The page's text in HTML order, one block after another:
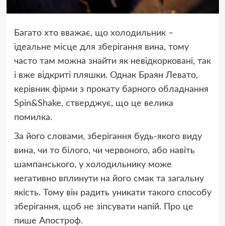
Багато хто вважає, що холодильник –
ідеальне місце для зберігання вина, тому
часто там можна знайти як невідкорковані, так
і вже відкриті пляшки. Однак Браян Левато,
керівник фірми з прокату барного обладнання
Spin&Shake, стверджує, що це велика
помилка.
За його словами, зберігання будь-якого виду
вина, чи то білого, чи червоного, або навіть
шампанського, у холодильнику може
негативно вплинути на його смак та загальну
якість. Тому він радить уникати такого способу
зберігання, щоб не зіпсувати напій. Про це
пише Апостроф.